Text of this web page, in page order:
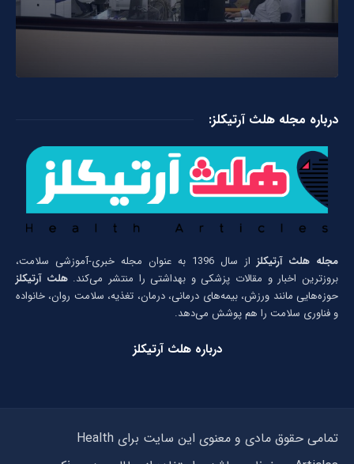
درباره مجله هلث آرتیکلز:
مجله هلث آرتیکلز
از سال 1396 به عنوان مجله خبری-آموزشی سلامت،
بروزترین اخبار و مقالات پزشکی و بهداشتی را منتشر می‌کند.هلث آرتیکلز
حوزه‌هایی مانند ورزش، بیمه‌های درمانی، درمان، تغذیه، سلامت روان، خانواده
و فناوری سلامت را هم پوشش می‌دهد.
درباره هلث آرتیکلز
تمامی حقوق مادی و معنوی این سایت برای Health